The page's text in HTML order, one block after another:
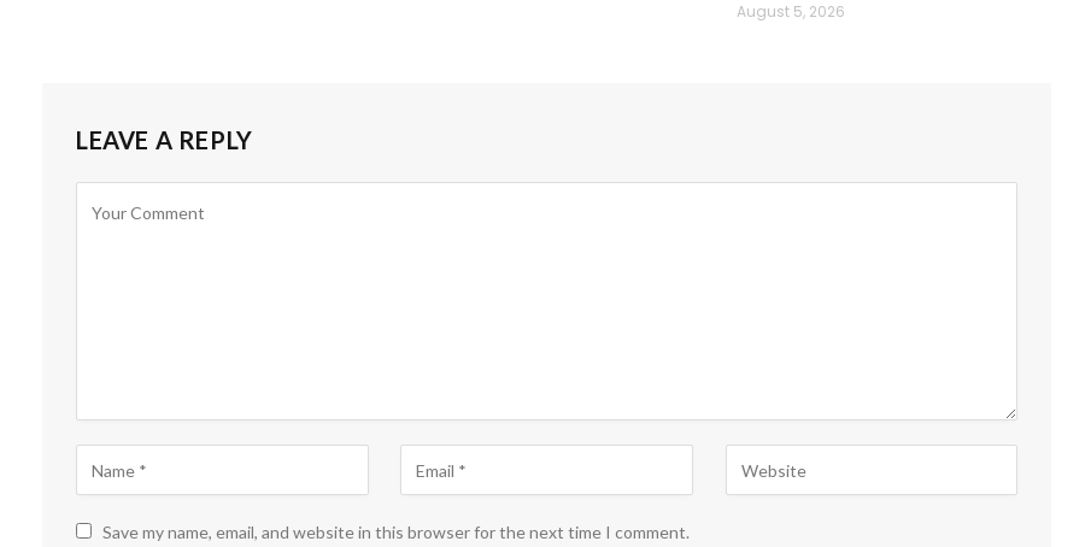
August 5, 2026
LEAVE A REPLY
Save my name, email, and website in this browser for the next time I comment.